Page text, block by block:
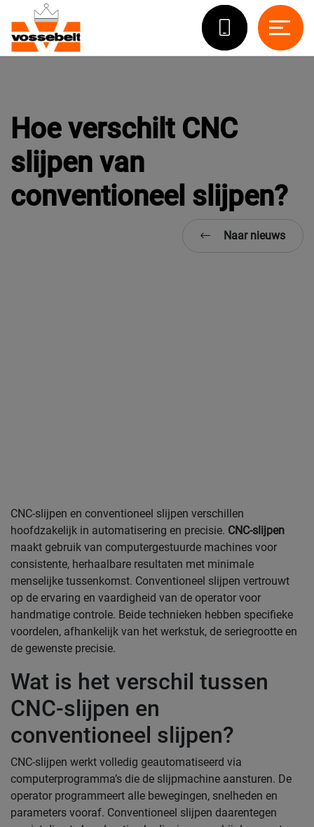
Hoe verschilt CNC
slijpen van
conventioneel slijpen?
Naar nieuws
CNC-slijpen en conventioneel slijpen verschillen
hoofdzakelijk in automatisering en precisie. CNC-slijpen
maakt gebruik van computergestuurde machines voor
consistente, herhaalbare resultaten met minimale
menselijke tussenkomst. Conventioneel slijpen vertrouwt
op de ervaring en vaardigheid van de operator voor
handmatige controle. Beide technieken hebben specifieke
voordelen, afhankelijk van het werkstuk, de seriegrootte en
de gewenste precisie.
Wat is het verschil tussen
CNC-slijpen en
conventioneel slijpen?
CNC-slijpen werkt volledig geautomatiseerd via
computerprogramma’s die de slijpmachine aansturen. De
operator programmeert alle bewegingen, snelheden en
parameters vooraf. Conventioneel slijpen daarentegen